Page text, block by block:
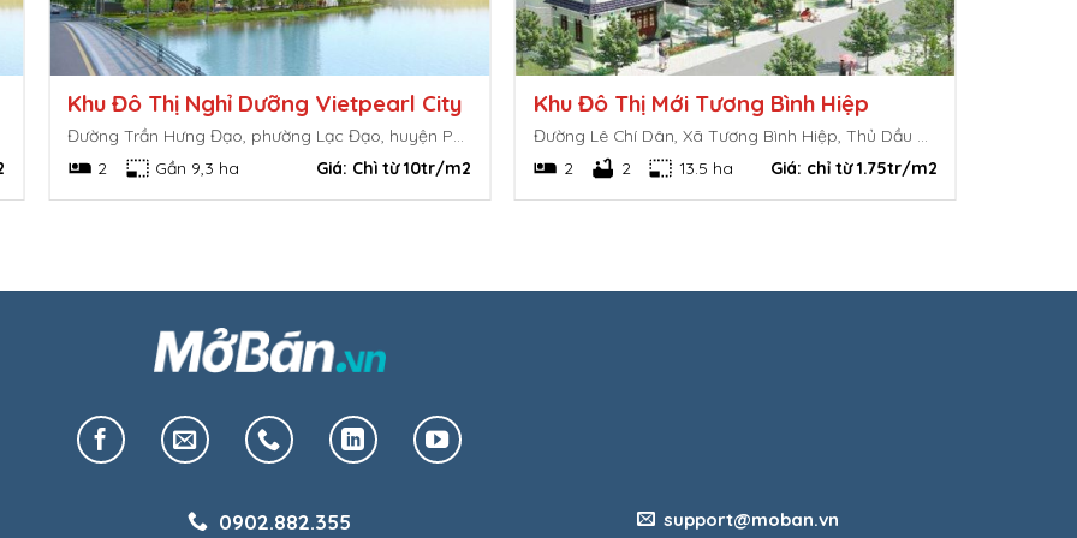
Khu Đô Thị Nghỉ Dưỡng Vietpearl City
2
Gần 9,3 ha Giá: Chì từ 10tr/m2
Khu Đô Thị Mới Tương Bình Hiệp
2
2 13.5 ha Giá: chỉ từ 1.75tr/m2
0902.882.355 support@moban.vn